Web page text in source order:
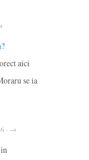
aici
se ia
· →